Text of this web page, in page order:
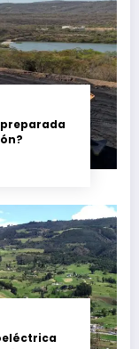
preparada